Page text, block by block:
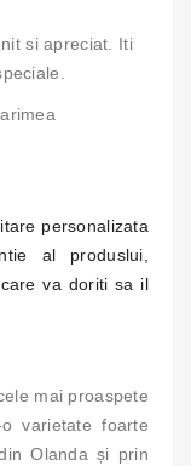
si apreciat. Iti
personalizata
al produslui,
va doriti sa il
mai proaspete
varietate foarte
Olanda și prin